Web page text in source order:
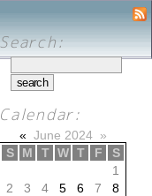
Search:
Calendar:
« June 2024 »
S
M T W T F
S
1
2
3 4 5 6 7
8